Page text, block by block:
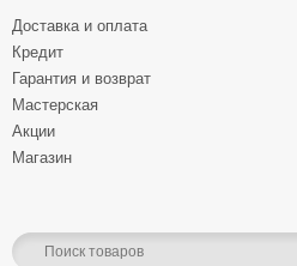
Доставка и оплата
Кредит
Гарантия и возврат
Мастерская
Акции
Магазин